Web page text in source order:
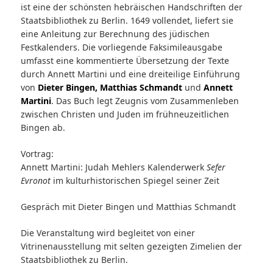
ist eine der schönsten hebräischen Handschriften der
Staatsbibliothek zu Berlin. 1649 vollendet, liefert sie
eine Anleitung zur Berechnung des jüdischen
Festkalenders. Die vorliegende Faksimileausgabe
umfasst eine kommentierte Übersetzung der Texte
durch Annett Martini und eine dreiteilige Einführung
von Dieter Bingen, Matthias Schmandtund Annett
Martini. Das Buch legt Zeugnis vom Zusammenleben
zwischen Christen und Juden im frühneuzeitlichen
Bingen ab.
Vortrag:
Annett Martini: Judah Mehlers Kalenderwerk Sefer
Evronot im kulturhistorischen Spiegel seiner Zeit
Gespräch mit Dieter Bingen und Matthias Schmandt
Die Veranstaltung wird begleitet von einer
Vitrinenausstellung mit selten gezeigten Zimelien der
Staatsbibliothek zu Berlin.